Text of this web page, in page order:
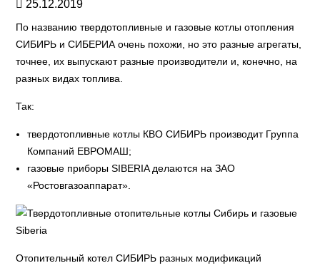
25.12.2019
По названию твердотопливные и газовые котлы отопления
СИБИРЬ и СИБЕРИА очень похожи, но это разные агрегаты,
точнее, их выпускают разные производители и, конечно, на
разных видах топлива.
Так:
твердотопливные котлы КВО СИБИРЬ производит Группа
Компаний ЕВРОМАШ;
газовые приборы SIBERIA делаются на ЗАО
«Ростовгазоаппарат».
Отопительный котел СИБИРЬ разных модификаций